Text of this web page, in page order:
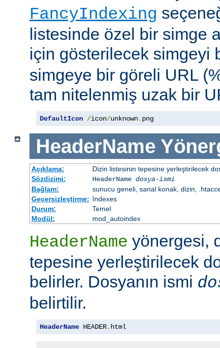
FancyIndexing
listesinde özel bir simge
için gösterilecek simgeyi
simgeye bir göreli URL
tam nitelenmiş uzak bir
DefaultIcon /icon/unknown. png
HeaderName
Açıklama:
Dizin listesinin tepesine yerleştirilecek
Sözdizimi:
HeaderName dosya-ismi
Bağlam:
sunucu geneli, sanal konak, dizin,
Geçersizleştirme: Indexes
Durum:
Temel
Modül:
mod_autoindex
HeaderName yönergesi,
tepesine yerleştirilecek
belirler. Dosyanın ismi
belirtilir.
HeaderName HEADER. html